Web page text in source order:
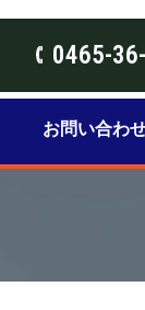
0465-
お問い合わ